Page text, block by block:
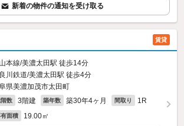
新着の物件の通知を受け取る
賃貸
本線/美濃太田駅 徒歩14分
川鉄道/美濃太田駅 徒歩4分
県美濃加茂市太田町
数 3階建 築年数 築30年4ヶ月 間取り 1R
面積 19.00㎡